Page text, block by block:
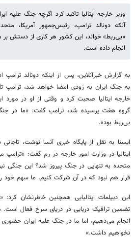
وزیر خارجه ایتالیا تاکید کرد اگرچه جنگ علیه
آنکه دونالد ترامپ، رئیس‌جمهور آمریکا،
«بی‌ربط» خواند، این کشور هر کاری از دستش
انجام داده است.
به گزارش خبرآنلاین، پس از اینکه دونالد ترامپ
به جنگ ایران به زودی امضا خواهد شد، ترامپ
خارجه ایتالیا صحبت کرد و وقتی از او در مورد
گروه هفت پرسیده شد، ترامپ گفت: «ما در جنگ
بی‌ربط بود».
ایسنا به نقل از پایگاه خبری آنسا نوشت،
ایتالیا در وزارت امور خارجه در رم گفت: «ترامپ
متحده به تنهایی در جنگ پیروز شد؟ این جنگی
قرار هم نبود که در آن شرکت کنیم. ما سهم خود
این دیپلمات ایتالیایی همچنین خاطرنشان کرد:
تضمین ترافیک دریایی در دریای سرخ فعال است.
انجام می‌دهیم، اما ما در جنگ علیه ایران
نخواهیم داشت.»